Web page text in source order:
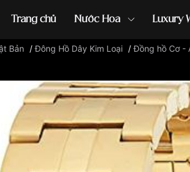
Trang chủ Nước Hoa Luxury
Đồng hồ casio đồng hồ G-Shock
Bản /Đông Hồ Dây Kim Loại /Đồng hồ Cơ -